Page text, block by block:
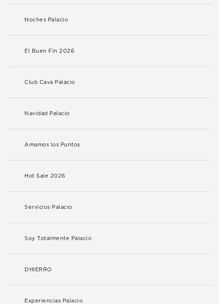
Noches Palacio
El Buen Fin 2026
Club Cava Palacio
Navidad Palacio
Amamos los Puntos
Hot Sale 2026
Servicios Palacio
Soy Totalmente Palacio
DHIERRO
Experiencias Palacio